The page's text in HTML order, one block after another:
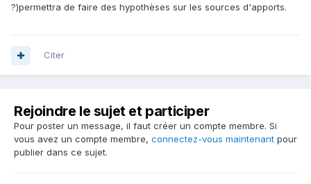
?)permettra de faire des hypothèses sur les sources d'apports.
Citer
Rejoindre le sujet et participer
Pour poster un message, il faut créer un compte membre. Si
vous avez un compte membre, connectez-vous maintenant pour
publier dans ce sujet.